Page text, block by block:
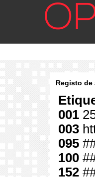
Registo de
001
003
095
100
152